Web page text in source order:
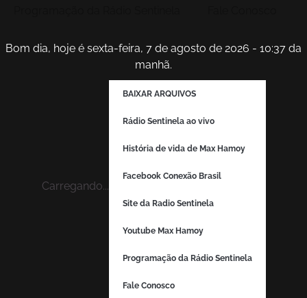
Bom dia, hoje é sexta-feira, 7 de agosto de 2026 - 10:37 da
manhã.
Carregando...
BAIXAR ARQUIVOS
Rádio Sentinela ao vivo
História de vida de Max Hamoy
Facebook Conexão Brasil
Site da Radio Sentinela
Youtube Max Hamoy
Programação da Rádio Sentinela
Fale Conosco